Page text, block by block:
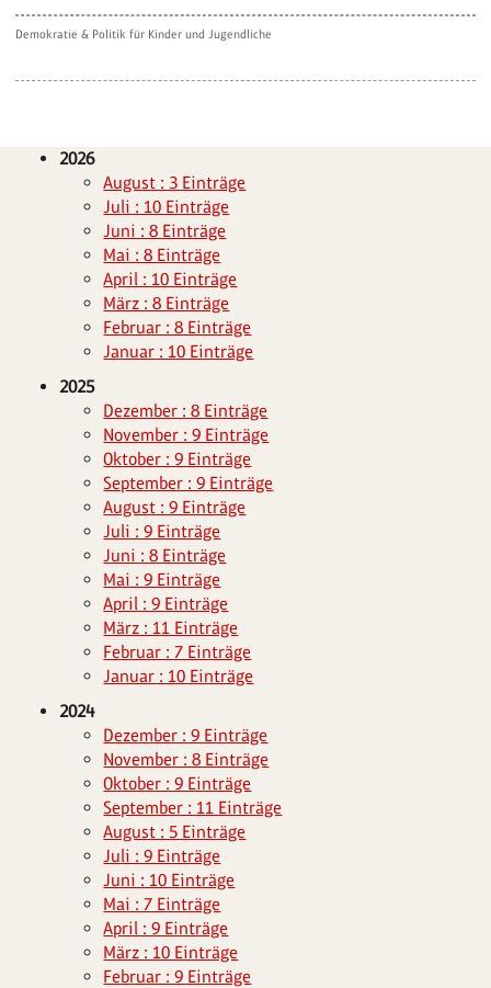
Demokratie & Politik für Kinder und Jugendliche
2026
August : 3 Einträge
Juli : 10 Einträge
Juni : 8 Einträge
Mai : 8 Einträge
April : 10 Einträge
März : 8 Einträge
Februar : 8 Einträge
Januar : 10 Einträge
2025
Dezember : 8 Einträge
November : 9 Einträge
Oktober : 9 Einträge
September : 9 Einträge
August : 9 Einträge
Juli : 9 Einträge
Juni : 8 Einträge
Mai : 9 Einträge
April : 9 Einträge
März : 11 Einträge
Februar : 7 Einträge
Januar : 10 Einträge
2024
Dezember : 9 Einträge
November : 8 Einträge
Oktober : 9 Einträge
September : 11 Einträge
August : 5 Einträge
Juli : 9 Einträge
Juni : 10 Einträge
Mai : 7 Einträge
April : 9 Einträge
März : 10 Einträge
Februar : 9 Einträge